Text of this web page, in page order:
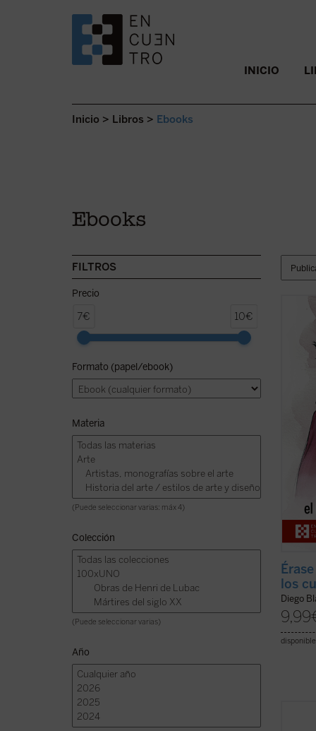
SALTAR AL CONTENIDO. INICIO
Inicio > Libros > Ebooks
Ebooks
FILTROS
Precio
7€ 10€
Formato (papel/ebook)
Materia
(Puede seleccionar varias: máx 4)
Colección
(Puede seleccionar varias)
Año
de la
de los
los
Diego
9,99